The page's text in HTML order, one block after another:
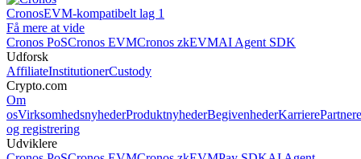
CronosEVM-kompatibelt lag 1
Få mere at vide
Cronos PoSCronos EVMCronos zkEVMAI Agent SDK
Udforsk
AffiliateInstitutionerCustody
Crypto.com
Om
osVirksomhedsnyhederProduktnyhederBegivenhederKarrierePartnere
og registrering
Udviklere